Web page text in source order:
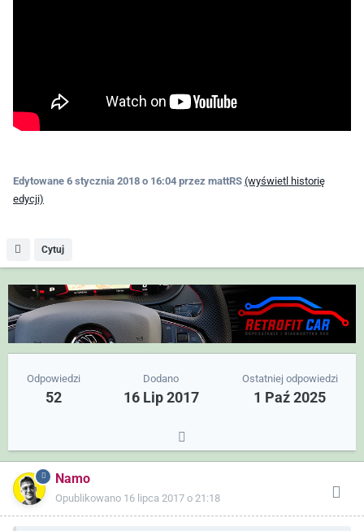
Edytowane 6 stycznia 2018 o 16:04 przez mattRS (wyświetl historię
edycji)
Cytuj
Odpowiedzi
52
Dodano
16 Lip 2017
Ostatniej odpowiedzi
1 Paź 2025
Namo
Opublikowano 16 lipca 2017 o 21:18